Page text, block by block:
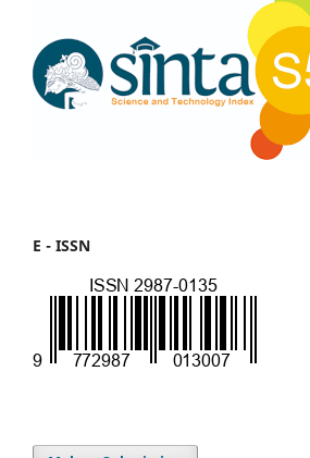
E - ISSN